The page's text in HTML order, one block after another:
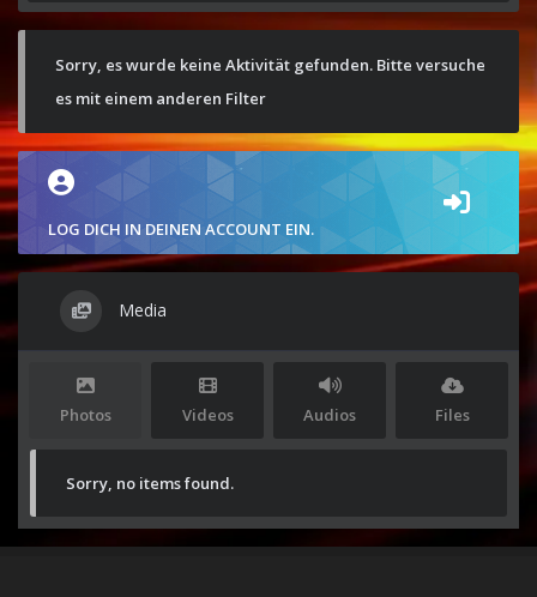
Sorry, es wurde keine Aktivität gefunden. Bitte versuche
es mit einem anderen Filter
LOG DICH IN DEINEN ACCOUNT EIN.
Media
Photos Videos Audios Files
Sorry, no items found.